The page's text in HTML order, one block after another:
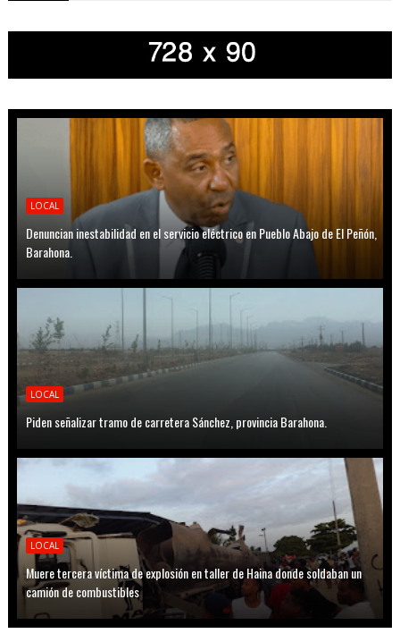
LOCAL
Denuncian inestabilidad en el servicio eléctrico en Pueblo Abajo de El Peñón,
Barahona.
LOCAL
Piden señalizar tramo de carretera Sánchez, provincia Barahona.
LOCAL
Muere tercera víctima de explosión en taller de Haina donde soldaban un
camión de combustibles